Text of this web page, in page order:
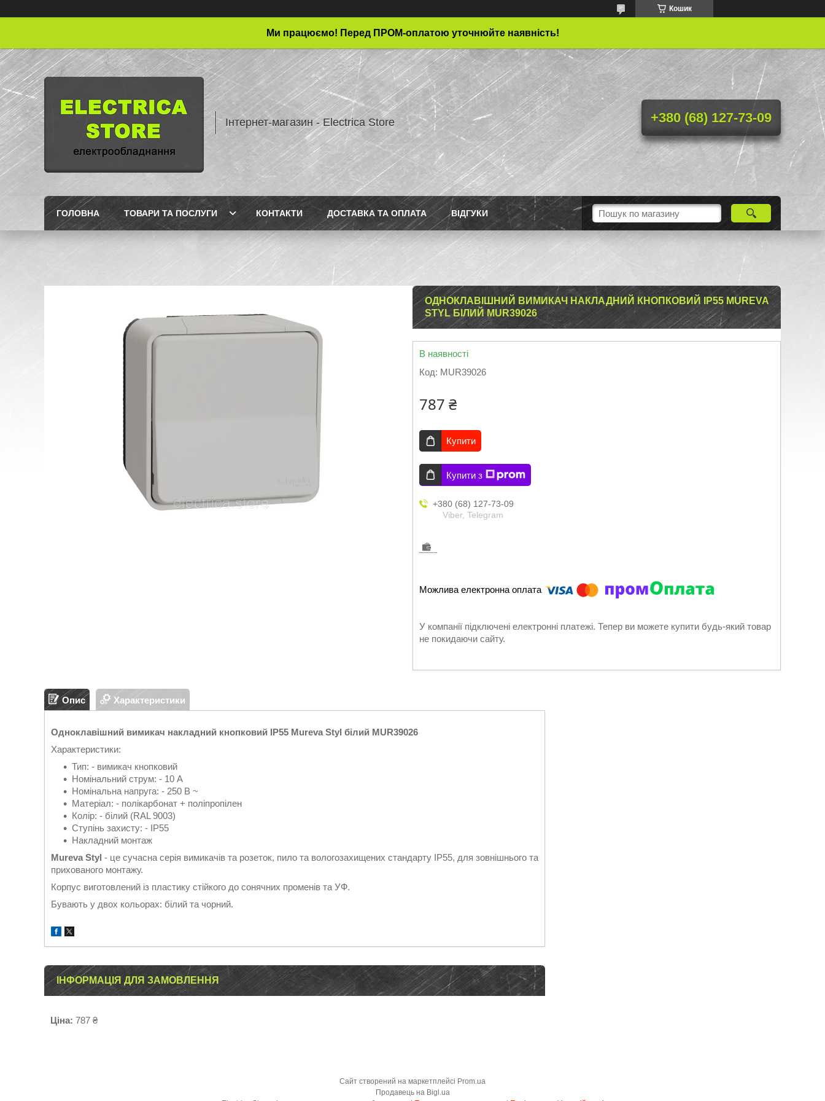
Кошик
Ми працюємо! Перед ПРОМ-оплатою уточнюйте наявність!
Інтернет-магазин - Electrica Store +380 (68) 127-73-09
ГОЛОВНА ТОВАРИ ТА ПОСЛУГИ КОНТАКТИ ДОСТАВКА ТА ОПЛАТА ВІДГУКИ
ОДНОКЛАВІШНИЙ ВИМИКАЧ НАКЛАДНИЙ КНОПКОВИЙ IP55 MUREVA
STYL БІЛИЙ MUR39026
В наявності
Код: MUR39026
787 ₴
Купити
Купити з
+380 (68) 127-73-09
Viber, Telegram
У компанії підключені електронні платежі. Тепер ви можете купити будь-який товар
не покидаючи сайту.
Опис Характеристики
Одноклавішний вимикач накладний кнопковий IP55 Mureva Styl білий MUR39026
Характеристики:
Тип: - вимикач кнопковий
Номінальний струм: - 10 A
Номінальна напруга: - 250 В ~
Матеріал: - полікарбонат + поліпропілен
Колір: - білий (RAL 9003)
Ступінь захисту: - IP55
Накладний монтаж
Mureva Styl - це сучасна серія вимикачів та розеток, пило та вологозахищених стандарту IP55, для зовнішнього та
прихованого монтажу.
Корпус виготовлений із пластику стійкого до сонячних променів та УФ.
Бувають у двох кольорах: білий та чорний.
ІНФОРМАЦІЯ ДЛЯ ЗАМОВЛЕННЯ
Ціна: 787 ₴
Сайт створений на маркетплейсі Prom.ua
Продавець на Bigl.ua